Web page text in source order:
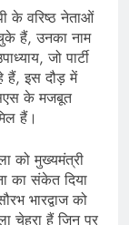
के वरिष्ठ नेताओं
हैं, उनका नाम
जो पार्टी
हैं, इस दौड़ में
के मजबूत
हैं।
को मुख्यमंत्री
का संकेत दिया
भारद्वाज को
चेहरा हैं जिन पर